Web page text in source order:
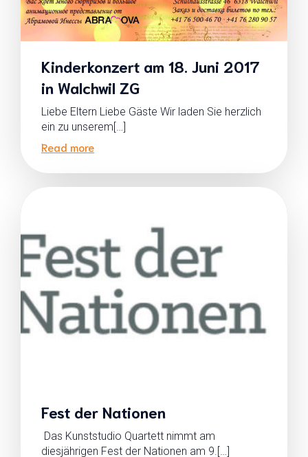
Kinderkonzert am 18. Juni 2017
in Walchwil ZG
Liebe Eltern Liebe Gäste Wir laden Sie herzlich
ein zu unserem[…]
Read more
Fest der Nationen
Das Kunststudio Quartett nimmt am
diesjährigen Fest der Nationen am 9.[…]